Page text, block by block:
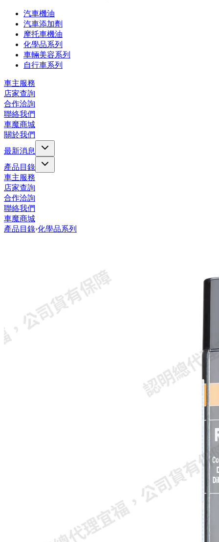
汽車機油
汽車添加劑
摩托車機油
化學品系列
車輛美容系列
自行車系列
車主服務
店家查詢
合作洽詢
聯絡我們
車魔商城
關於我們
最新消息
產品目錄
車主服務
店家查詢
合作洽詢
聯絡我們
車魔商城
產品目錄›化學品系列